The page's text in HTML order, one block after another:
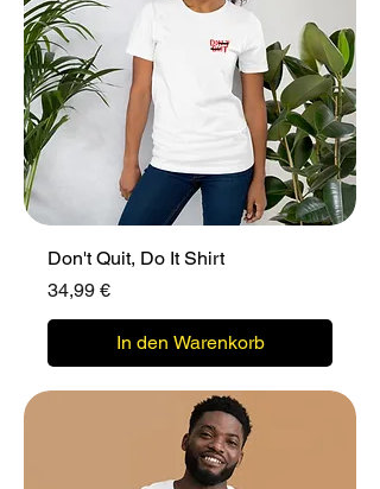
Don't Quit, Do It Shirt
Preis
34,99 €
In den Warenkorb